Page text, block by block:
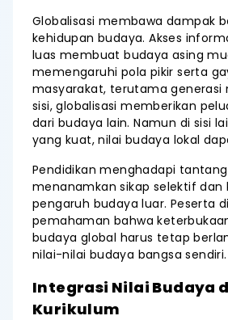
Globalisasi membawa dampak
kehidupan budaya. Akses
luas membuat budaya asing
memengaruhi pola pikir serta
masyarakat, terutama generasi
sisi, globalisasi memberikan
dari budaya lain. Namun di sisi
yang kuat, nilai budaya lokal
Pendidikan menghadapi
menanamkan sikap selektif dan
pengaruh budaya luar. Peserta
pemahaman bahwa
budaya global harus tetap
nilai-nilai budaya bangsa sendiri.
Integrasi Nilai Budaya
Kurikulum